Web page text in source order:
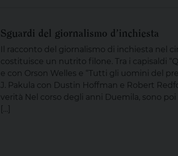
Sguardi del giornalismo d’inchiesta
Il racconto del giornalismo di inchiesta nel
costituisce un nutrito filone. Tra i capisaldi
e con Orson Welles e “Tutti gli uomini del
J. Pakula con Dustin Hoffman e Robert
verità Nel corso degli anni Duemila, sono poi
[…]